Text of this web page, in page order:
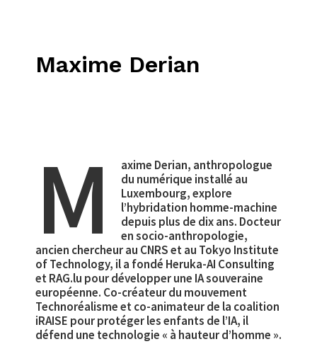
Maxime Derian
M
axime Derian, anthropologue
du numérique installé au
Luxembourg, explore
l’hybridation homme-machine
depuis plus de dix ans. Docteur
en socio-anthropologie,
ancien chercheur au CNRS et au Tokyo Institute
of Technology, il a fondé Heruka-AI Consulting
et RAG.lu pour développer une IA souveraine
européenne. Co-créateur du mouvement
Technoréalisme et co-animateur de la coalition
iRAISE pour protéger les enfants de l’IA, il
défend une technologie « à hauteur d’homme ».